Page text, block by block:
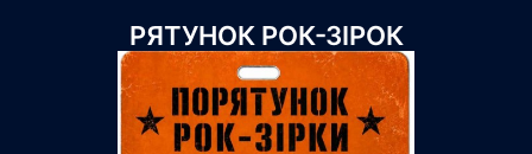
РЯТУНОК РОК-ЗІРОК